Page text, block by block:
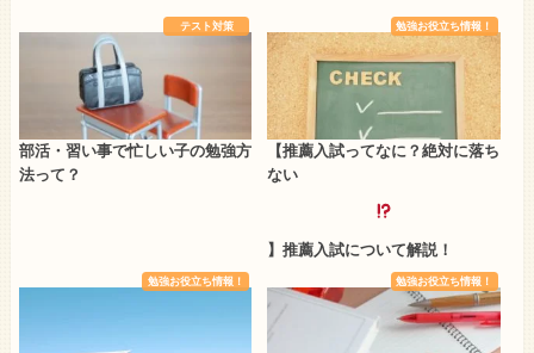
テスト対策
部活・習い事で忙しい子の勉強方
法って？
勉強お役立ち情報！
【推薦入試ってなに？絶対に落ち
ない
】推薦入試について解説！
勉強お役立ち情報！ 勉強お役立ち情報！